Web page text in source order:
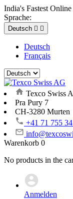
India's Fastest
Sprache:
Deutsch  
Deutsch
Français
Texco Swiss
Pra Pury 7
CH-3280 Murten
+41 71 755
Warenkorb 0
No products in the
Anmelden